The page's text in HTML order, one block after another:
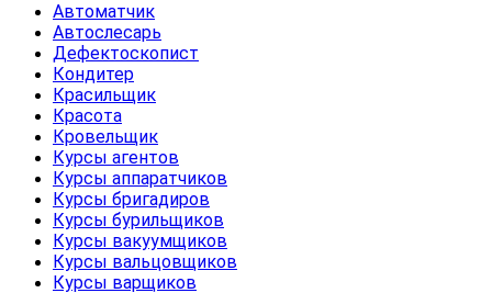
Автоматчик
Автослесарь
Дефектоскопист
Кондитер
Красильщик
Красота
Кровельщик
Курсы агентов
Курсы аппаратчиков
Курсы бригадиров
Курсы бурильщиков
Курсы вакуумщиков
Курсы вальцовщиков
Курсы варщиков